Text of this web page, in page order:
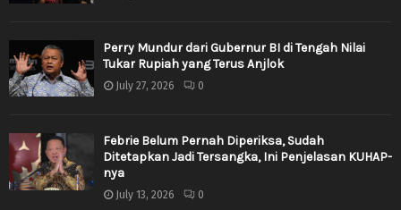
Perry Mundur dari Gubernur BI di Tengah Nilai
Tukar Rupiah yang Terus Anjlok
July 27, 2026 0
Febrie Belum Pernah Diperiksa, Sudah
Ditetapkan Jadi Tersangka, Ini Penjelasan KUHAP-
nya
July 13, 2026 0